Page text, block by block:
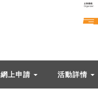
網上申請 活動詳情